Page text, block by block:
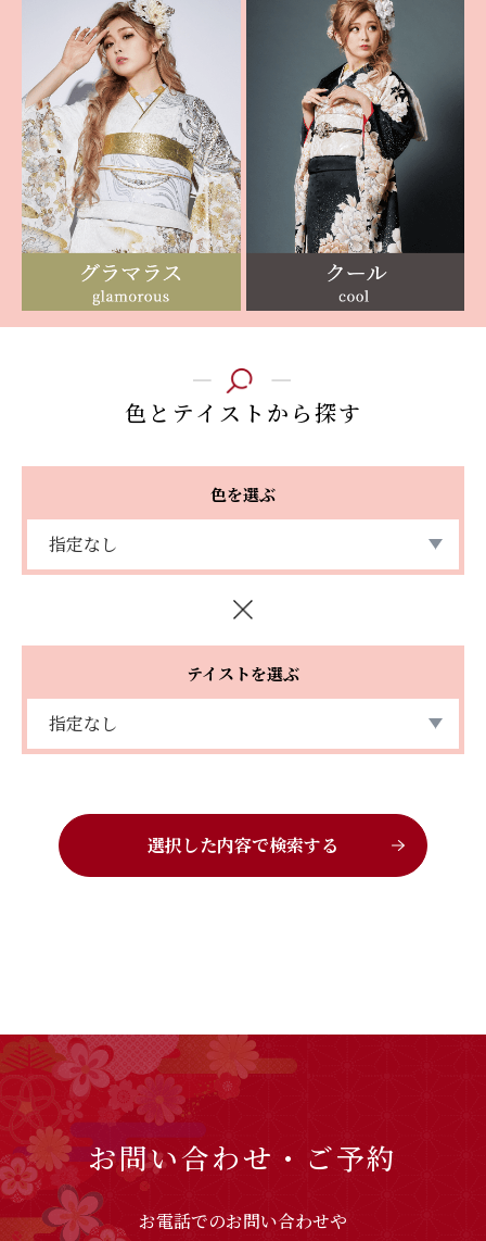
色とテイストから探す
色を選ぶ
テイストを選ぶ
選択した内容で検索する
お問い合わせ・ご予約
お電話でのお問い合わせや